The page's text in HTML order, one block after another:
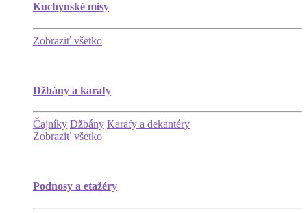
Kuchynské misy
Zobraziť všetko
Džbány a karafy
Čajníky Džbány Karafy a dekantéry
Zobraziť všetko
Podnosy a etažéry